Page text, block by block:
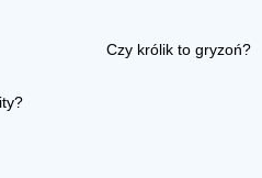
Czy królik to gryzoń?